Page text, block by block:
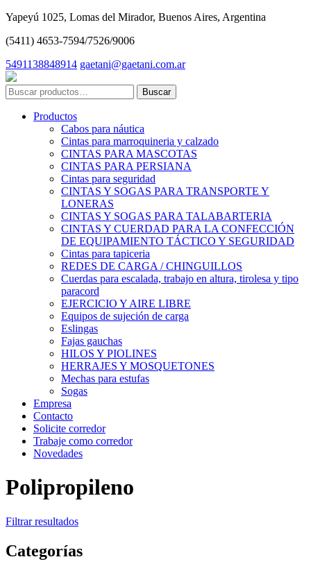
Yapeyú 1025, Lomas del Mirador, Buenos Aires, Argentina
(5411) 4653-7594/7526/9006
5491138848914 gaetani@gaetani.com.ar
Buscar
por:
Productos
Cabos para náutica
Cintas para marroquineria y calzado
CINTAS PARA MASCOTAS
CINTAS PARA PERSIANA
Cintas para seguridad
CINTAS Y SOGAS PARA TRANSPORTE Y
LONERAS
CINTAS Y SOGAS PARA TALABARTERIA
CINTAS Y CUERDAD PARA LA CONFECCIÓN
DE EQUIPAMIENTO TÁCTICO Y SEGURIDAD
Cintas para tapiceria
REDES DE CARGA / CHINGUILLOS
Cuerdas para escalada, trabajo en altura, tirolesa y tipo
paracord
EJERCICIO Y AIRE LIBRE
Equipos de sujeción de carga
Eslingas
Fajas gauchas
HILOS Y PIOLINES
HERRAJES Y MOSQUETONES
Mechas para estufas
Sogas
Empresa
Contacto
Solicite corredor
Trabaje como corredor
Novedades
Polipropileno
Filtrar resultados
Categorías